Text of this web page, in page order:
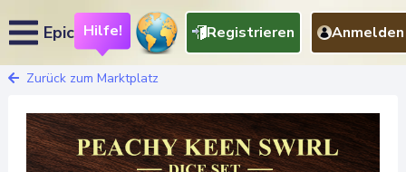
Epic Hilfe! Registrieren Anmelden
Zurück zum Marktplatz